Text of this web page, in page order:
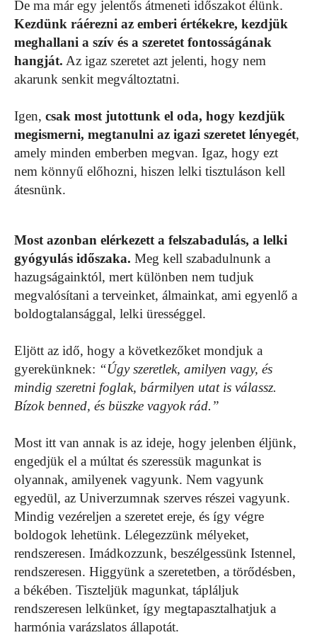
De ma már egy jelentős átmeneti időszakot élünk.
Kezdünk ráérezni az emberi értékekre, kezdjük
meghallani a szív és a szeretet fontosságának
hangját. Az igaz szeretet azt jelenti, hogy nem
akarunk senkit megváltoztatni.
Igen, csak most jutottunk el oda, hogy kezdjük
megismerni, megtanulni az igazi szeretet lényegét,
amely minden emberben megvan. Igaz, hogy ezt
nem könnyű előhozni, hiszen lelki tisztuláson kell
átesnünk.
Most azonban elérkezett a felszabadulás, a lelki
gyógyulás időszaka. Meg kell szabadulnunk a
hazugságainktól, mert különben nem tudjuk
megvalósítani a terveinket, álmainkat, ami egyenlő a
boldogtalansággal, lelki ürességgel.
Eljött az idő, hogy a következőket mondjuk a
gyerekünknek: “Úgy szeretlek, amilyen vagy, és
mindig szeretni foglak, bármilyen utat is válassz.
Bízok benned, és büszke vagyok rád.”
Most itt van annak is az ideje, hogy jelenben éljünk,
engedjük el a múltat és szeressük magunkat is
olyannak, amilyenek vagyunk. Nem vagyunk
egyedül, az Univerzumnak szerves részei vagyunk.
Mindig vezéreljen a szeretet ereje, és így végre
boldogok lehetünk. Lélegezzünk mélyeket,
rendszeresen. Imádkozzunk, beszélgessünk Istennel,
rendszeresen. Higgyünk a szeretetben, a törődésben,
a békében. Tiszteljük magunkat, tápláljuk
rendszeresen lelkünket, így megtapasztalhatjuk a
harmónia varázslatos állapotát.